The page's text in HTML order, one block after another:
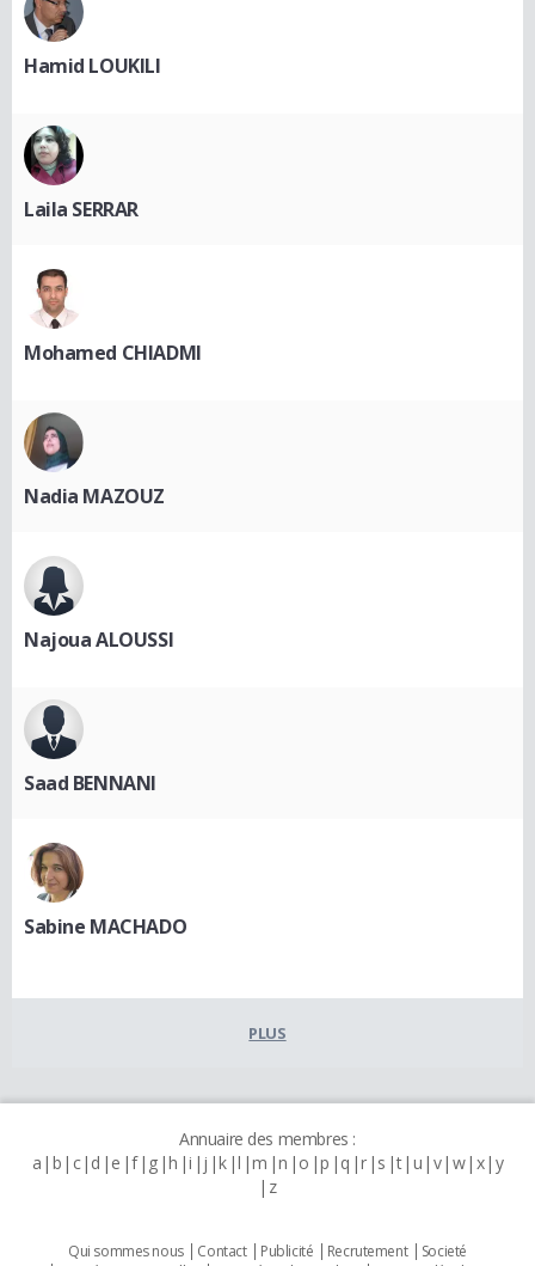
Hamid LOUKILI
Laila SERRAR
Mohamed CHIADMI
Nadia MAZOUZ
Najoua ALOUSSI
Saad BENNANI
Sabine MACHADO
PLUS
Annuaire des membres :
a b c d e f g h i j k l m n o p q r s t u v w x y
z
Qui sommes nous Contact Publicité Recrutement
Societé